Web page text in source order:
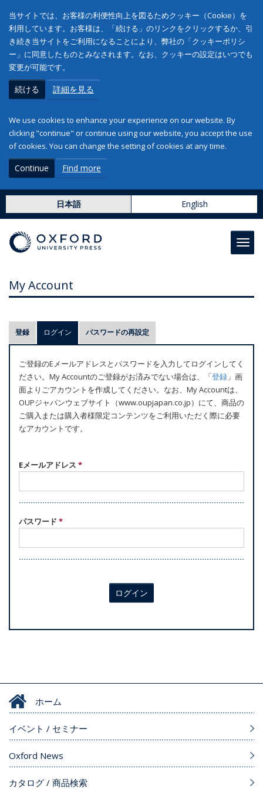
当サイトでは、お客様の利便性向上を図るためクッキー（Cookie）を
利用しています。お客様は、「続ける」のリンクをクリックするか、引
き続き当サイトをご利用になることにより、弊社の「クッキーポリシ
ー」に同意したものとみなされます。なお、クッキーの設定はいつでも
変更が可能です。
続ける 詳細を見る
We use cookies to enhance your experience on our website. By
clicking "continue" or continue using our website, you accept the use
of cookies. You can change the setting of cookies at any time.
Continue Find more
日本語 English
My Account
プ
ラ
マ
リ
ー
タ
ブ
登録 ログイン (アクティブなタブ)
パスワードの再設定
ご登録のEメールアドレスとパスワードを入力してログインしてく
ださい。My Accountのご登録がお済みでない場合は、「登録 」画
面よりごアカウントを作成してください。なお、My Accountは、
OUPジャパンウェブサイト（www.oupjapan.co.jp）にて、商品の
ご購入または購入者様限定コンテンツをご利用いただく際に必要
なアカウントです。
Eメールアドレス *
パスワード *
ログイン
ホーム
イベント / セミナー
Oxford News
カタログ / 商品検索